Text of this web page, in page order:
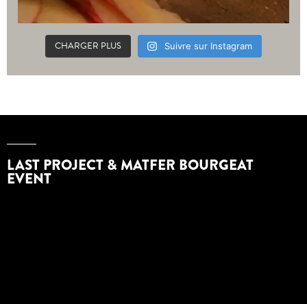
CHARGER PLUS Suivre sur Instagram
LAST PROJECT & MATFER BOURGEAT
EVENT